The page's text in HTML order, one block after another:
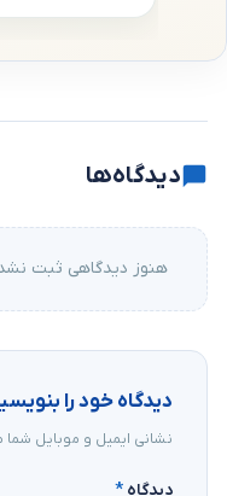
دیدگاه‌ها
هنوز دیدگاهی ثبت
دیدگاه خود را
نشانی ایمیل و موبایل
دیدگاه *